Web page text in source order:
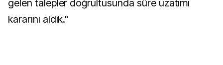
gelen talepler doğrultusunda süre uzatımı
kararını aldık."